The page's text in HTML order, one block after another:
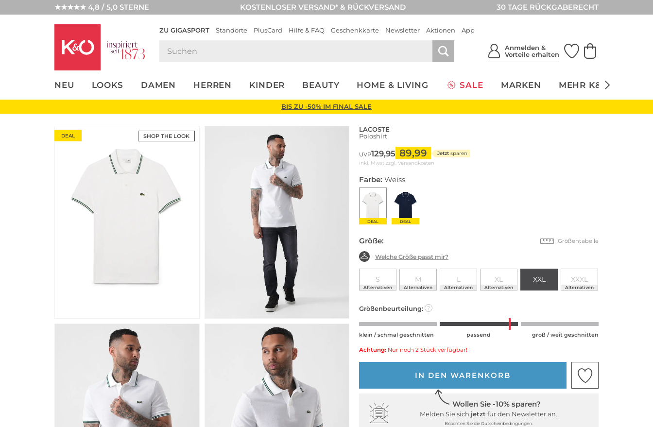
★★★★★ 4,8 / 5,0 STERNE KOSTENLOSER VERSAND* & RÜCKVERSAND 30 TAGE RÜCKGABERECHT
ZU GIGASPORT Standorte PlusCard Hilfe & FAQ Geschenkkarte Newsletter Aktionen App
Anmelden &
Vorteile erhalten
NEU LOOKS DAMEN HERREN KINDER BEAUTY HOME & LIVING SALE MARKEN MEHR K&Ö
UNSERE APP
CLICK &
BIS ZU -50% IM FINAL SALE
SHOP THE LOOK
DEAL
LACOSTE
Poloshirt
UVP129,95 89,99 Jetzt sparen
inkl. Mwst zzgl. Versandkosten
Farbe: Weiss
DEAL DEAL
Größe: Größentabelle
Welche Größe passt mir?
S
Alternativen
M
Alternativen
L
Alternativen
XL
Alternativen
XXL XXXL
Alternativen
Größenbeurteilung: ?
klein / schmal geschnitten passend groß / weit geschnitten
Achtung: Nur noch 2 Stück verfügbar!
IN DEN WARENKORB
Wollen Sie -10% sparen?
Melden Sie sich jetzt für den Newsletter an.
Beachten Sie die Gutscheinbedingungen.